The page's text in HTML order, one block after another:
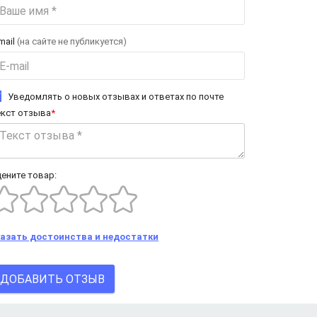
(на сайте не публикуется)
Уведомлять о новых отзывах и ответах по почте
отзыва*
товар:
достоинства и недостатки
ДОБАВИТЬ ОТЗЫВ